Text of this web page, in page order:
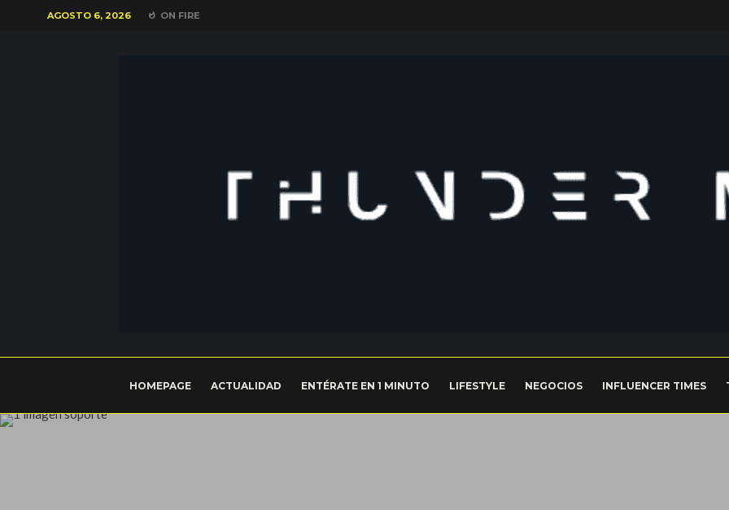
AGOSTO 6, 2026 ON FIRE
HOMEPAGE ACTUALIDAD ENTÉRATE EN 1 MINUTO LIFESTYLE NEGOCIOS INFLUENCER TIMES